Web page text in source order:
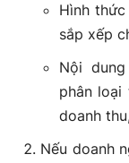
Hình
sắp xếp
Nội
phân loại
doanh
Nếu doanh